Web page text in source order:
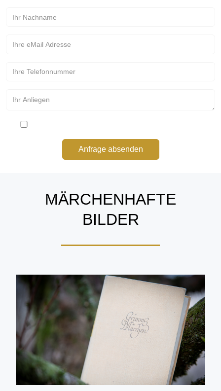
Anfrage absenden
MÄRCHENHAFTE
BILDER